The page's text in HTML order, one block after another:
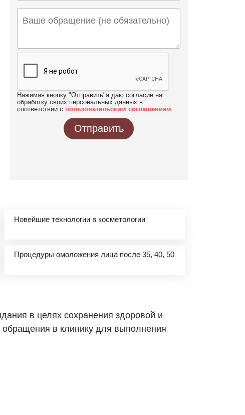
Нажимая кнопку "Отправить"я даю согласие на
обработку своих персональных данных в
соответствии с пользовательским соглашением
Отправить
Новейшие технологии в косметологии
Процедуры омоложения лица после 35, 40, 50
в целях сохранения здоровой и
обращения в клинику для выполнения